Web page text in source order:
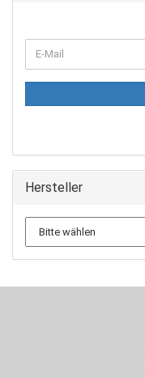
ZUR
NEWSLETTER-
E-
Mail
Hersteller